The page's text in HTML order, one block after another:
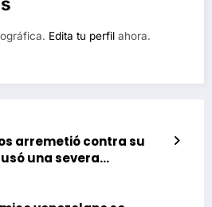
Edita tu perfil ahora.
arremetió contra su
una severa